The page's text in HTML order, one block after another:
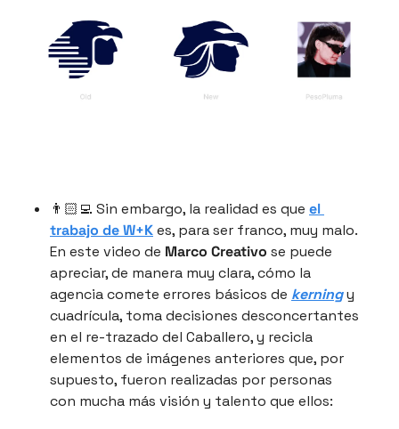
👨🏻‍💻 Sin embargo, la realidad es que el
trabajo de W+K es, para ser franco, muy malo.
En este video de Marco Creativo se puede
apreciar, de manera muy clara, cómo la
agencia comete errores básicos de kerning y
cuadrícula, toma decisiones desconcertantes
en el re-trazado del Caballero, y recicla
elementos de imágenes anteriores que, por
supuesto, fueron realizadas por personas
con mucha más visión y talento que ellos: